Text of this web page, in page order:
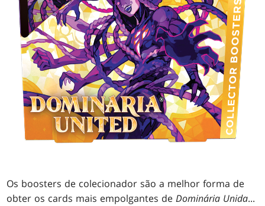
Os boosters de colecionador são a melhor forma de
obter os cards mais empolgantes deDominária Unida...